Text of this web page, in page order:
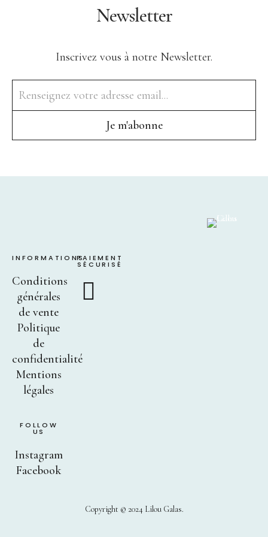
Newsletter
Inscrivez vous à notre Newsletter.
INFORMATIONS
Conditions
générales
de vente
Politique
de
confidentialité
Mentions
légales
PAIEMENT
SÉCURISÉ
FOLLOW
US
Instagram
Facebook
Copyright © 2024 Lilou Galas